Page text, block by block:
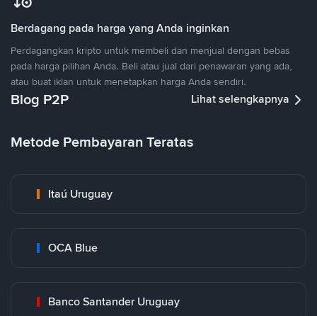
Berdagang pada harga yang Anda inginkan
Perdagangkan kripto untuk membeli dan menjual dengan bebas
pada harga pilihan Anda. Beli atau jual dari penawaran yang ada,
atau buat iklan untuk menetapkan harga Anda sendiri.
Blog P2P Lihat selengkapnya
Metode Pembayaran Teratas
Itaú Uruguay
OCA Blue
Banco Santander Uruguay